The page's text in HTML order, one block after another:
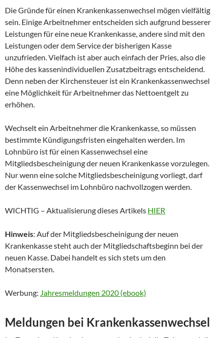
Die Gründe für einen Krankenkassenwechsel mögen vielfältig
sein. Einige Arbeitnehmer entscheiden sich aufgrund besserer
Leistungen für eine neue Krankenkasse, andere sind mit den
Leistungen oder dem Service der bisherigen Kasse
unzufrieden. Vielfach ist aber auch einfach der Pries, also die
Höhe des kassenindividuellen Zusatzbeitrags entscheidend.
Denn neben der Kirchensteuer ist ein Krankenkassenwechsel
eine Möglichkeit für Arbeitnehmer das Nettoentgelt zu
erhöhen.
Wechselt ein Arbeitnehmer die Krankenkasse, so müssen
bestimmte Kündigungsfristen eingehalten werden. Im
Lohnbüro ist für einen Kassenwechsel eine
Mitgliedsbescheinigung der neuen Krankenkasse vorzulegen.
Nur wenn eine solche Mitgliedsbescheinigung vorliegt, darf
der Kassenwechsel im Lohnbüro nachvollzogen werden.
WICHTIG – Aktualisierung dieses Artikels HIER
Hinweis: Auf der Mitgliedsbescheinigung der neuen
Krankenkasse steht auch der Mitgliedschaftsbeginn bei der
neuen Kasse. Dabei handelt es sich stets um den
Monatsersten.
Werbung: Jahresmeldungen 2020 (ebook)
Meldungen bei Krankenkassenwechsel